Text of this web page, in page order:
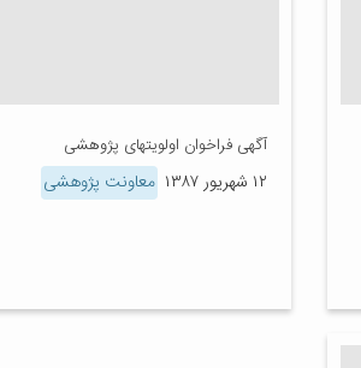
آگهی فراخوان اولویتهای پژوهشی
۱۲ شهریور ۱۳۸۷ معاونت پژوهشی